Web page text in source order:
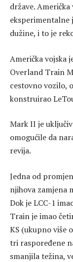
države.
eksperimentalne
dužine, i to je
Američka vojska
Overland Train
cestovno vozilo,
konstruirao
Mark II je
omogućile da
revija.
Jedna od
njihova zamjena
Dok je LCC-1
Train je imao
KS (ukupno više
tri raspoređene
smanjila težina,